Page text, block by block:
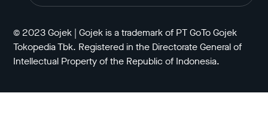
© 2023 Gojek | Gojek is a trademark of PT GoTo Gojek
Tokopedia Tbk. Registered in the Directorate General of
Intellectual Property of the Republic of Indonesia.